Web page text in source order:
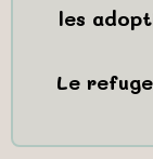
les
Le